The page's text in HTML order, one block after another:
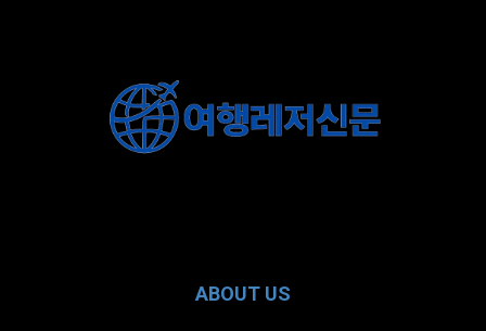
ABOUT US